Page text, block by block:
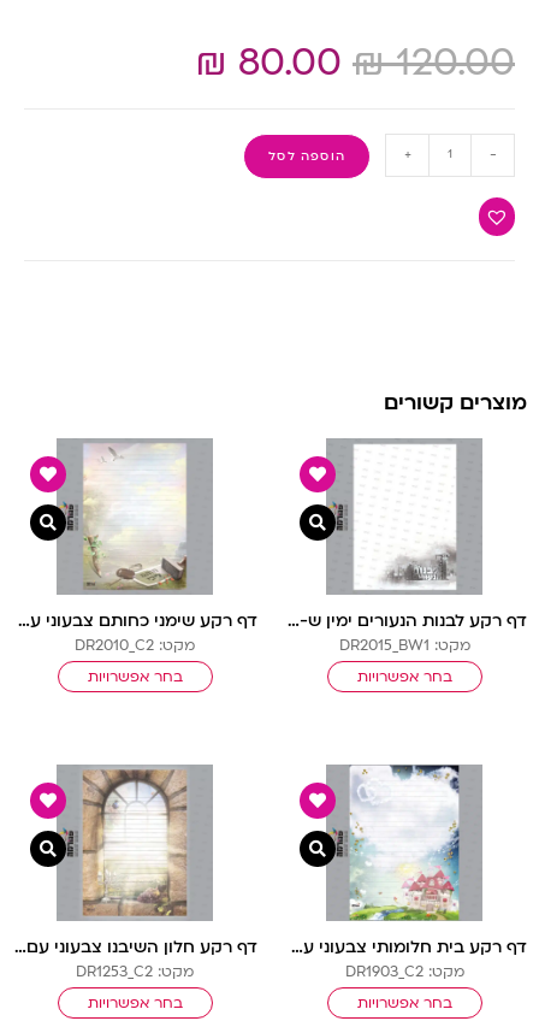
₪120.00
₪ 80.00
-
+ הוספה לסל
מוצרים קשורים
דף רקע לבנות הנעורים ימין ש-ל בלי שורות
מקט: DR2015_BW1
בחר אפשרויות
דף רקע שימני כחותם צבעוני עם שורות
מקט: DR2010_C2
בחר אפשרויות
דף רקע בית חלומותי צבעוני עם שורות
מקט: DR1903_C2
בחר אפשרויות
דף רקע חלון השיבנו צבעוני עם שורות
מקט: DR1253_C2
בחר אפשרויות